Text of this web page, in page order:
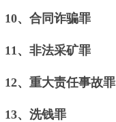
10、合同诈骗罪
11、非法采矿罪
12、重大责任事故罪
13、洗钱罪